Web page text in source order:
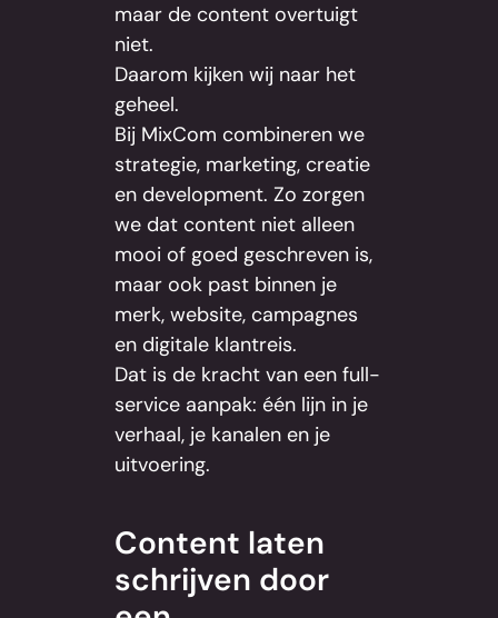
maar de content overtuigt
niet.
Daarom kijken wij naar het
geheel.
Bij MixCom combineren we
strategie, marketing, creatie
en development. Zo zorgen
we dat content niet alleen
mooi of goed geschreven is,
maar ook past binnen je
merk, website, campagnes
en digitale klantreis.
Dat is de kracht van een full-
service aanpak: één lijn in je
verhaal, je kanalen en je
uitvoering.
Content laten
schrijven door